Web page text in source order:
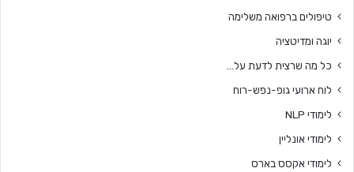
טיפולים ברפואה משלימה
יוגה ומדיטציה
כל מה שרצית לדעת על…
לוח ארועי גופ-נפש-רוח
לימודי NLP
לימודי אונליין
לימודי אקסס בארס